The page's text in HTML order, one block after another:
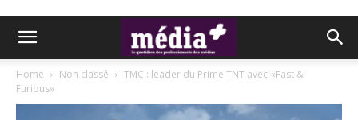
Home Non classé
TMC : leader du Prime TNT avec «Fast &
Furious»